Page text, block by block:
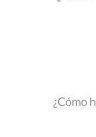
¿Cómo